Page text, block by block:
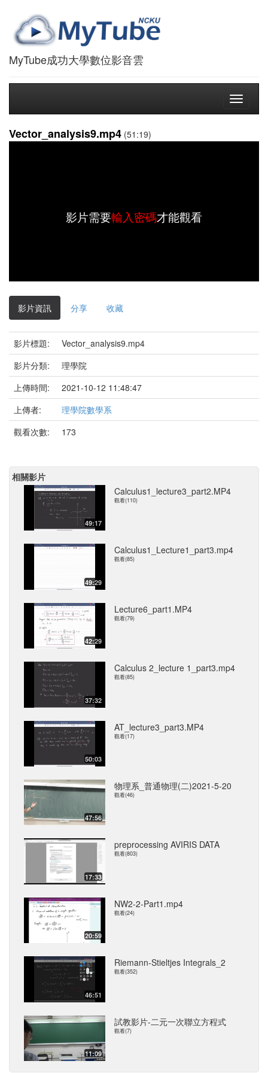
MyTube成功大學數位影音雲
Toggle
Vector_analysis9.mp4 (51:19)
影片需要輸入密碼才能觀看
影片資訊 分享 收藏
影片標題:
Vector_analysis9.mp4
影片分類:
理學院
上傳時間:
2021-10-12 11:48:47
上傳者:
理學院數學系
觀看次數:
173
相關影片
49:17
Calculus1_lecture3_part2.MP4
觀看(110)
49:29
Calculus1_Lecture1_part3.mp4
觀看(85)
42:29
Lecture6_part1.MP4
觀看(79)
37:32
Calculus 2_lecture 1_part3.mp4
觀看(85)
50:03
AT_lecture3_part3.MP4
觀看(17)
47:56
物理系_普通物理(二)2021-5-20
觀看(46)
17:33
preprocessing AVIRIS DATA
觀看(803)
20:59
NW2-2-Part1.mp4
觀看(24)
46:51
Riemann-Stieltjes Integrals_2
觀看(352)
11:09
試教影片-二元一次聯立方程式
觀看(7)